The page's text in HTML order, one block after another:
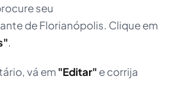
seu
de Florianópolis. Clique em
.
vá em"Editar" e corrija